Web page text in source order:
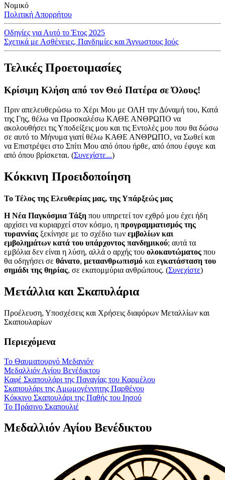
Νομικό
Πολιτική Απορρήτου
Οδηγίες για Αυτό το Έτος 2025
Σχετικά με Ασθένειες, Πανδημίες και Άγνωστους Ιούς
Τελικές Προετοιμασίες
Κρίσιμη Κλήση από τον Θεό Πατέρα σε Όλους!
Πριν απελευθερώσω το Χέρι Μου με ΟΛΗ την Δύναμή του, Κατά
της Γης, θέλω να Προσκαλέσω ΚΑΘΕ ΑΝΘΡΩΠΟ να
ακολουθήσει τις Υποδείξεις μου και τις Εντολές μου που θα δώσω
σε αυτό το Μήνυμα γιατί θέλω ΚΑΘΕ ΑΝΘΡΩΠΟ, να Σωθεί και
να Επιστρέψει στο Σπίτι Μου από όπου ήρθε, από όπου έφυγε και
από όπου βρίσκεται. (Συνεχίστε...)
Κόκκινη Προειδοποίηση
Το Τέλος της Ελευθερίας μας, της Υπάρξεώς μας
Η Νέα Παγκόσμια Τάξη που υπηρετεί τον εχθρό μου έχει ήδη
αρχίσει να κυριαρχεί στον κόσμο, η προγραμματισμός της
τυραννίας ξεκίνησε με το σχέδιο των εμβολίων και
εμβολημάτων κατά του υπάρχοντος πανδημικού; αυτά τα
εμβόλια δεν είναι η λύση, αλλά ο αρχής του ολοκαυτώματος που
θα οδηγήσει σε θάνατο, μεταανθρωπισμό και εγκατάσταση του
σημάδι της θηρίας, σε εκατομμύρια ανθρώπους. (Συνεχίστε)
Μετάλλια και Σκαπυλάρια
Προέλευση, Υποσχέσεις και Χρήσεις διαφόρων Μεταλλίων και
Σκαπουλαρίων
Περιεχόμενα
Το Θαυματουργό Μεδαγιόν
Μεδαλλιόν Αγίου Βενέδικτου
Καφέ Σκαπουλάρι της Παναγίας του Καρμέλου
Σκαπουλάρι της Αμωμογέννητης Παρθένου
Κόκκινο Σκαπουλάρι της Παθής του Ιησού
Το Πράσινο Σκαπουλιέ
Μεδαλλιόν Αγίου Βενέδικτου